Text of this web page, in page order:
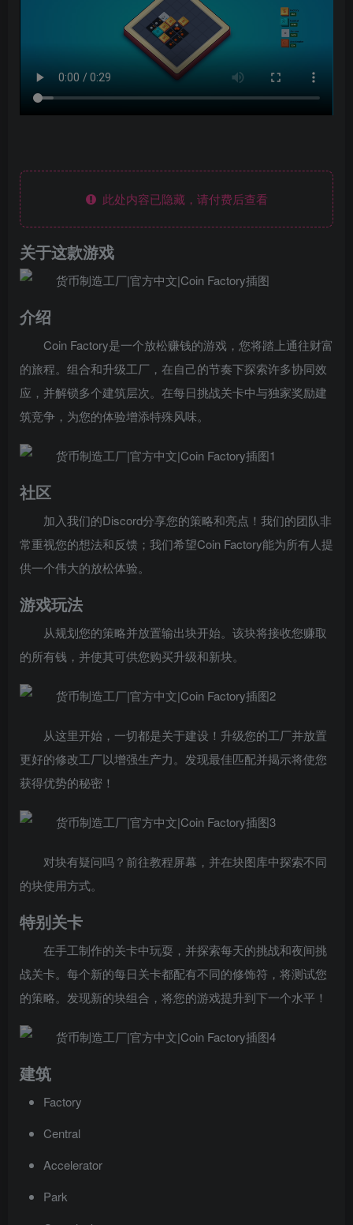
此处内容已隐藏，请付费后查看
关于这款游戏
介绍
Coin Factory是一个放松赚钱的游戏，您将踏上通往财富
的旅程。组合和升级工厂，在自己的节奏下探索许多协同效
应，并解锁多个建筑层次。在每日挑战关卡中与独家奖励建
筑竞争，为您的体验增添特殊风味。
社区
加入我们的Discord分享您的策略和亮点！我们的团队非
常重视您的想法和反馈；我们希望Coin Factory能为所有人提
供一个伟大的放松体验。
游戏玩法
从规划您的策略并放置输出块开始。该块将接收您赚取
的所有钱，并使其可供您购买升级和新块。
从这里开始，一切都是关于建设！升级您的工厂并放置
更好的修改工厂以增强生产力。发现最佳匹配并揭示将使您
获得优势的秘密！
对块有疑问吗？前往教程屏幕，并在块图库中探索不同
的块使用方式。
特别关卡
在手工制作的关卡中玩耍，并探索每天的挑战和夜间挑
战关卡。每个新的每日关卡都配有不同的修饰符，将测试您
的策略。发现新的块组合，将您的游戏提升到下一个水平！
建筑
Factory
Central
Accelerator
Park